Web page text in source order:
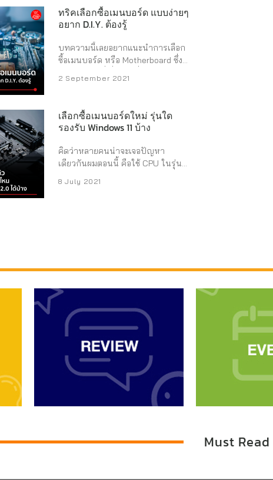
ตั้งแต่ 500GB ถึง 2TB ในราคาเริ่ม
ต้นอยู่ที่ 3,990 บาท
SN550 สำหรับผู้ที่ชอบทำงานหลาย
อย่างพร้อมกันในคราวเดียว และ
ต้องการ ...
มันจำเป็นไหม และใครที่ควรใช้งาน
UPS คืออะไร มีความจำเป็นขนาด
ไหน UPS ย่อมาจากคำว่า
Uninterruptible Power Supply แปล
เป็นไทยตรง ๆ ก็คือแหล่งจ่ายพลังงาน
ต่อเนื่องครับ แต่คนไทยจะชินกับคำ
ว่า “เครื่องสำรองไฟ” ซึ่งก็ไม่ผิดครับ
ความสำคัญกับงานหรืออุปกรณ์ที่เรา
ใช้งานระดับใด ยกตัวอย่างเช่น หาก
ขึ้นมา คอมก็ดับไปทันที งานเซฟ
ไม่ทัน ต้องมาเริ่มทำใหม่ พาหัวเสีย
ไปอีก อันนี้ก็ควรต้องใช้ถูกไหม หรือ
ทริคเลือกซื้อเมนบอร์ด แบบง่ายๆ
อยาก D.I.Y. ต้องรู้
บทความนี้เลยอยากแนะนำการเลือก
ซื้อเมนบอร์ด หรือ Motherboard ซึ่ง
คอมพิวเตอร์เพื่อให้ทำงานร่วมกันได้
2 September 2021
เลือกซื้อเมนบอร์ดใหม่ รุ่นใด
รองรับ Windows 11 บ้าง
คิดว่าหลายคนน่าจะเจอปัญหา
เดียวกันผมตอนนี้ คือใช้ CPU ในรุ่นที่
Windows 11 แต่พอจะติดตั้ง
เมนบอร์ดบางรุ่นแม้จะไม่ได้เก่ามาก
ก็ยังไม่มี TPM 2.0 มาให้ และถึงแม้
ได้เหมือนกัน ฉะนั้น หากต้องการให้
ชัว เราต้องเช็คทั้ง CPU และ
Mainboard ครับ ซึ่งรุ่น CPU เข้าไปดู
ที่เว็บไซต์ของ Microsoft ...
8 July 2021
Must Read